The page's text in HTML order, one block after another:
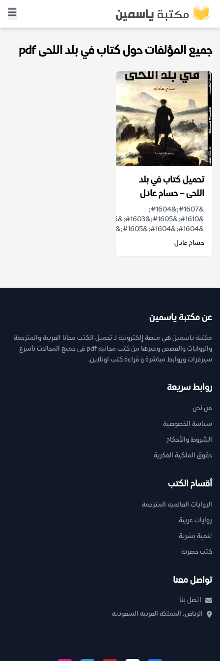
جميع المؤلفات حول كتاب في بلد اللحى pdf
تحميل كتاب في بلد
اللحى – حسام عادل
&#1607;&#1604;
&#1604;&#1604;&#1605;&#1592;&#1607;&...
حسام عادل
عن مكتبة ياسمين
مكتبة ياسمين هي منصة إلكترونية لـ تحميل الكتب مجانا العربية والمترجمة
والروايات والقصص وغيرها من كتب مجانية pdf فى جميع المجالات بأسرع
سيرفرات وروابط مباشرة و قراءة كتب اونلاين.
روابط سريعة
من نحن
سياسة الخصوصية
الشروط والأحكام
حقوق الملكية الفكرية
أقسام الكتب
الروايات العالمية المترجمة
روايات عربية
تنمية بشرية
كتب حصرية
تواصل معنا
اتصل بنا
الرياض، المملكة العربية السعودية